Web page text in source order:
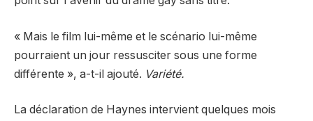
« Mais le film lui-même et le scénario lui-même
pourraient un jour ressusciter sous une forme
différente », a-t-il ajouté. Variété.
La déclaration de Haynes intervient quelques mois